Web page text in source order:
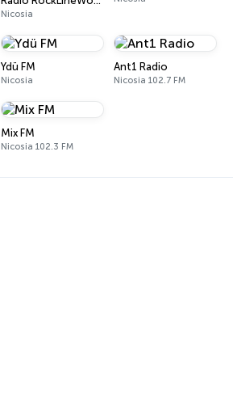
Nicosia
Ydü FM
Nicosia
Ant1 Radio
Nicosia 102.7 FM
Mix FM
Nicosia 102.3 FM